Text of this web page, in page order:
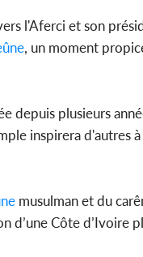
l'Aferci et son
, un moment
depuis plusieurs
inspirera d'autres
musulman et du
Côte d’Ivoire